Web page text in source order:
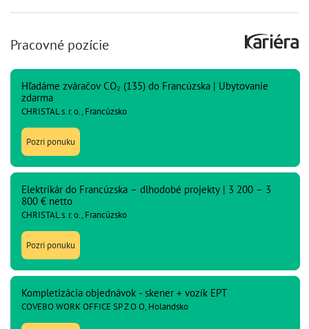
Pracovné pozície
Hľadáme zváračov CO₂ (135) do Francúzska | Ubytovanie
zdarma
CHRISTAL s. r. o., Francúzsko
Pozri ponuku
Elektrikár do Francúzska – dlhodobé projekty | 3 200 – 3
800 € netto
CHRISTAL s. r. o., Francúzsko
Pozri ponuku
Kompletizácia objednávok - skener + vozík EPT
COVEBO WORK OFFICE SP Z O O, Holandsko